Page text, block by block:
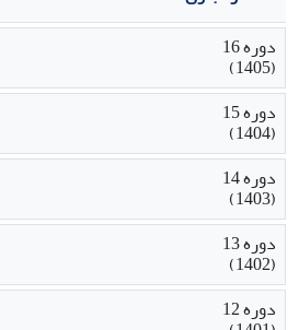
دوره 16
(1405)
دوره 15
(1404)
دوره 14
(1403)
دوره 13
(1402)
دوره 12